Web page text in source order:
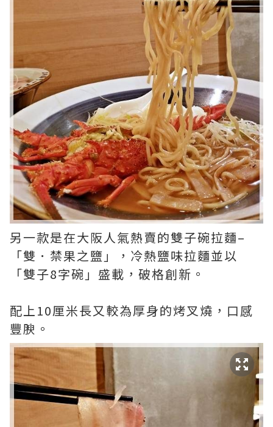
另一款是在大阪人氣熱賣的雙子碗拉麵–
「雙．禁果之鹽」，冷熱鹽味拉麵並以
「雙子8字碗」盛載，破格創新。
配上10厘米長又較為厚身的烤叉燒，口感
豐腴。